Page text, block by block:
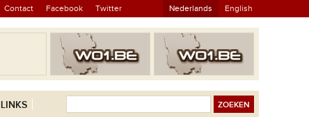
Contact Facebook Twitter Nederlands English
LINKS